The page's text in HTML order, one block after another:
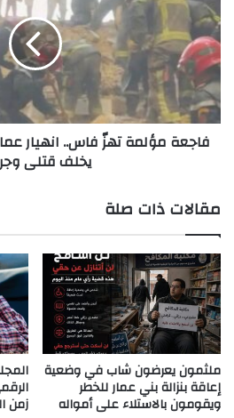
تهزّ
فاس..
انهيار
عمارة
سكنية
بعين
النقبي
يخلف
فاجعة مؤلمة تهزّ فاس.. انهيار
يخلف قتلى
مقالات ذات صلة
ملثمون يعرضون شاب في وضعية
إعاقة بنزالة بني عمار للخطر
ويقومون بالاستلاء على أمواله زمن